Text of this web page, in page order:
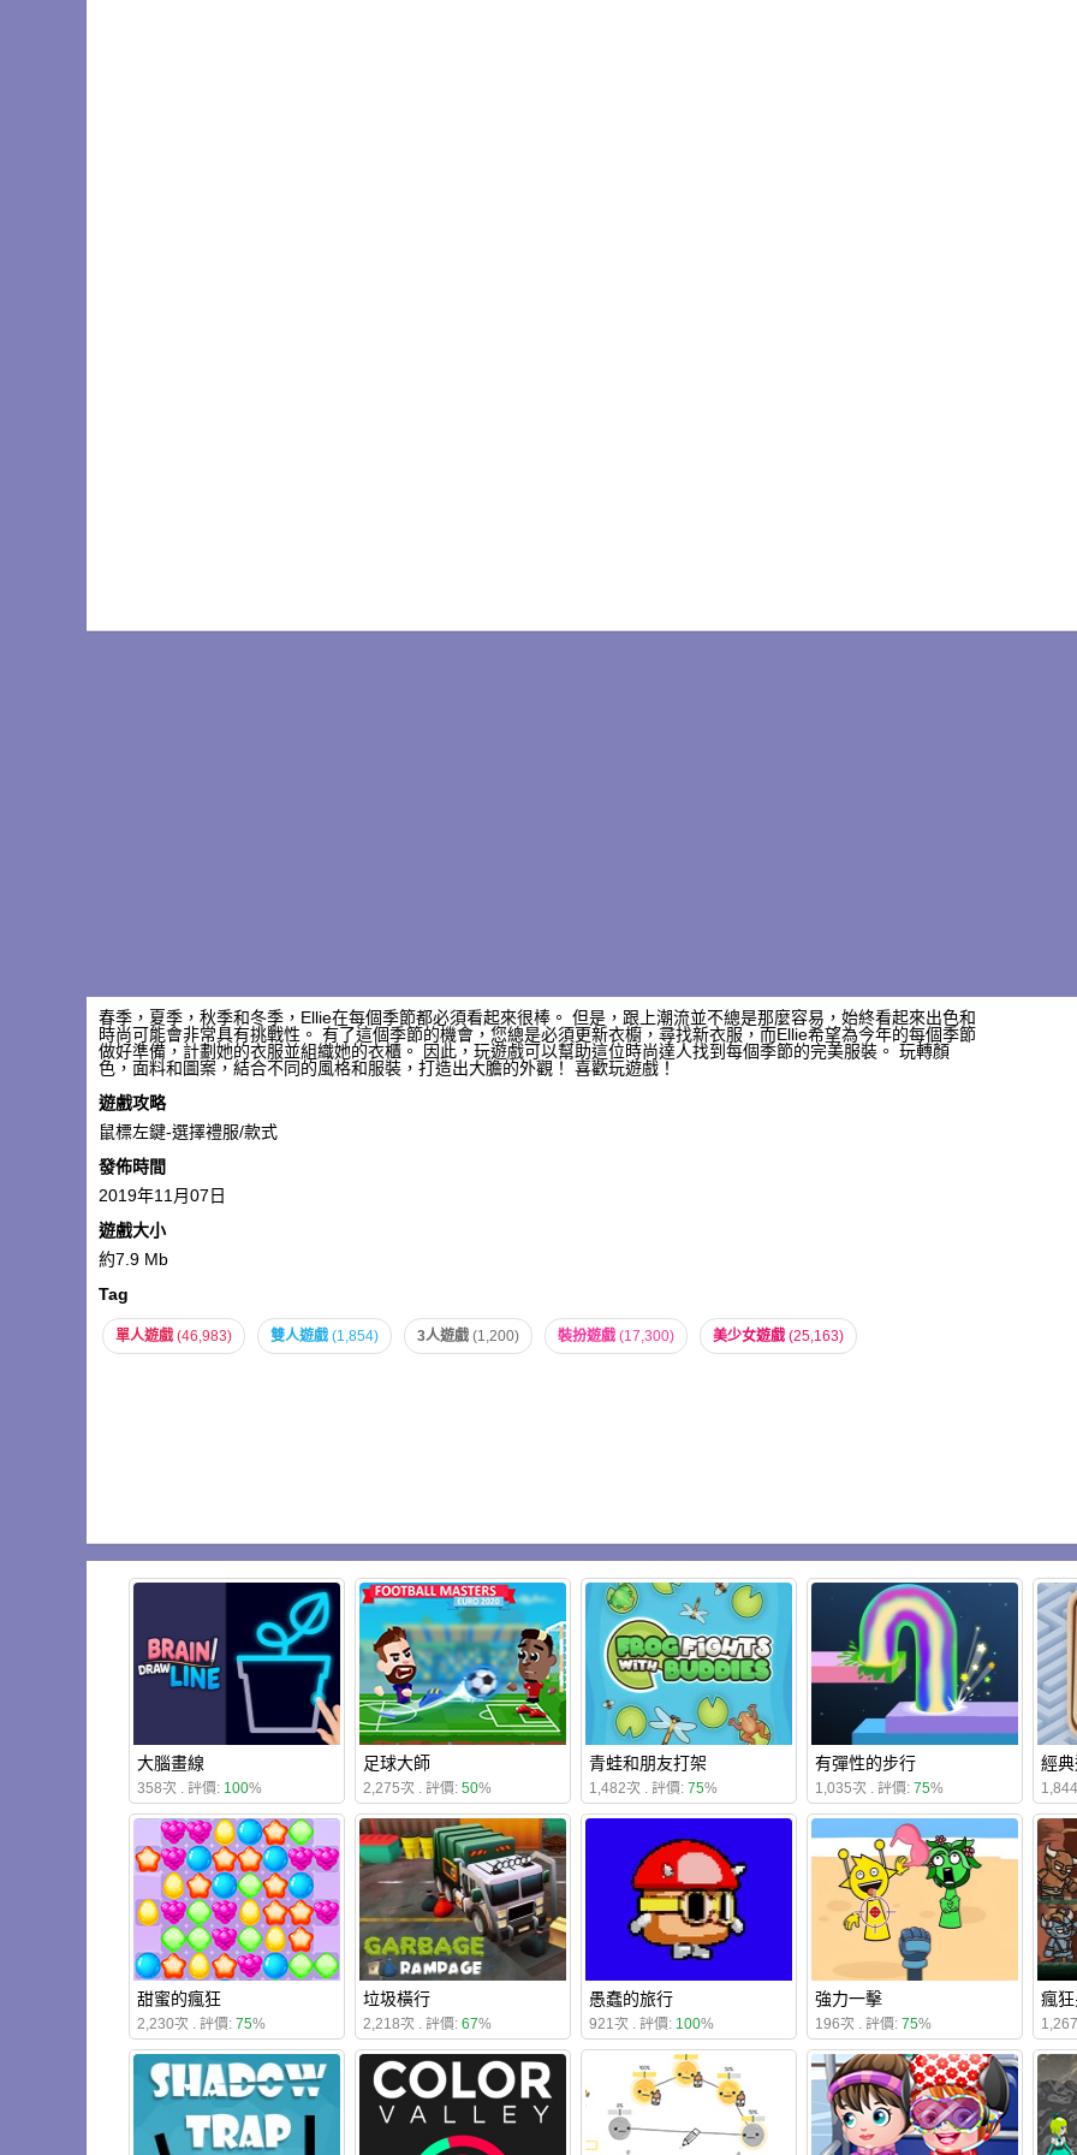
春季，夏季，秋季和冬季，Ellie在每個季節都必須看起來很棒。 但是，跟上潮流並不總是那麼容易，始終看起來出色和
時尚可能會非常具有挑戰性。 有了這個季節的機會，您總是必須更新衣櫥，尋找新衣服，而Ellie希望為今年的每個季節
做好準備，計劃她的衣服並組織她的衣櫃。 因此，玩遊戲可以幫助這位時尚達人找到每個季節的完美服裝。 玩轉顏
色，面料和圖案，結合不同的風格和服裝，打造出大膽的外觀！ 喜歡玩遊戲！
遊戲攻略
鼠標左鍵-選擇禮服/款式
發佈時間
2019年11月07日
遊戲大小
約7.9 Mb
Tag
單人遊戲 (46,983) 雙人遊戲 (1,854) 3人遊戲 (1,200) 裝扮遊戲 (17,300) 美少女遊戲 (25,163)
大腦畫線
358次 . 評價: 100%
足球大師
2,275次 . 評價: 50%
青蛙和朋友打架
1,482次 . 評價: 75%
有彈性的步行
1,035次 . 評價: 75%
經
甜蜜的瘋狂
2,230次 . 評價: 75%
垃圾橫行
2,218次 . 評價: 67%
愚蠢的旅行
921次 . 評價: 100%
強力一擊
196次 . 評價: 75%
瘋